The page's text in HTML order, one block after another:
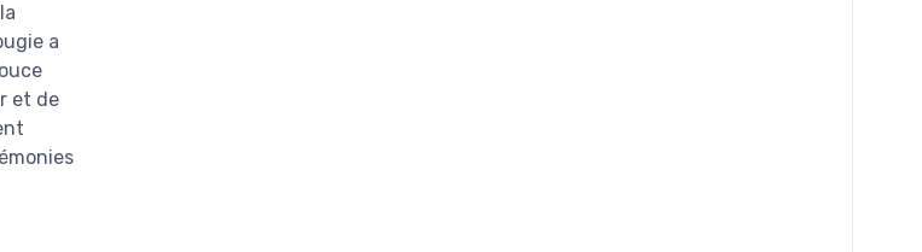
a
et de